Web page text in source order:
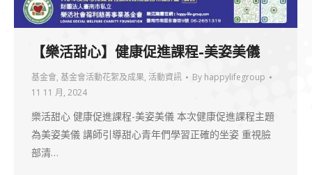
【樂活甜心】健康促進課程-美姿美儀
基金會, 基金會活動花絮及成果, 活動資訊 By happylifegroup
11 11 月, 2024
樂活甜心 健康促進課程-美姿美儀 本次健康促進課程主題
為美姿美儀 講師引導甜心青年們學習正確的坐姿 重視臉
部清…